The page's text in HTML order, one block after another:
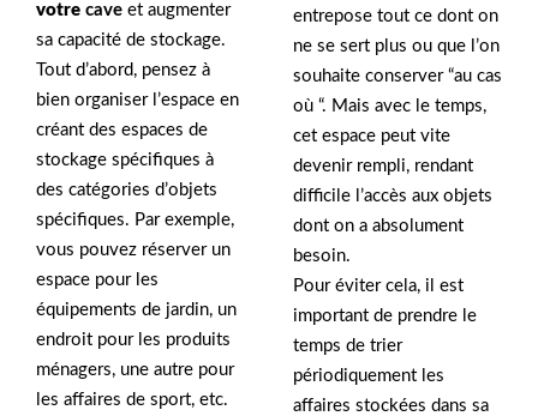
votre cave et augmenter
sa capacité de stockage.
Tout d’abord, pensez à
bien organiser l’espace en
créant des espaces de
stockage spécifiques à
des catégories d’objets
spécifiques. Par exemple,
vous pouvez réserver un
espace pour les
équipements de jardin, un
endroit pour les produits
ménagers, une autre pour
les affaires de sport, etc.
entrepose tout ce dont on
ne se sert plus ou que l’on
souhaite conserver “au cas
où “. Mais avec le temps,
cet espace peut vite
devenir rempli, rendant
difficile l’accès aux objets
dont on a absolument
besoin.
Pour éviter cela, il est
important de prendre le
temps de trier
périodiquement les
affaires stockées dans sa